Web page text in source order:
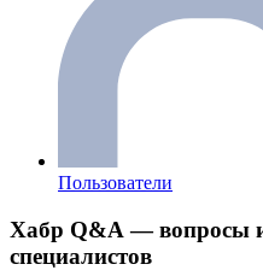
Пользователи
Хабр Q&A — вопросы
специалистов